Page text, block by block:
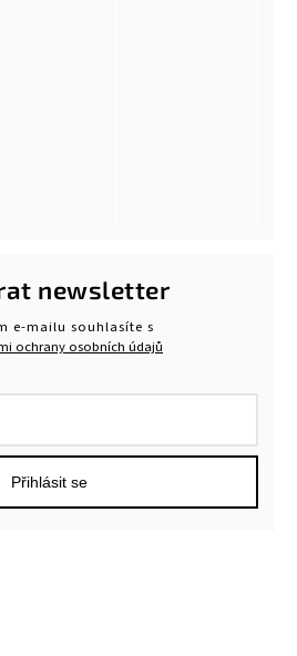
newsletter
e-mailu souhlasíte s
ochrany osobních údajů
Přihlásit se